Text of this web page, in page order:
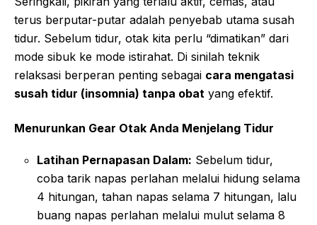
terus berputar-putar adalah penyebab utama susah
tidur. Sebelum tidur, otak kita perlu “dimatikan” dari
mode sibuk ke mode istirahat. Di sinilah teknik
relaksasi berperan penting sebagai cara mengatasi
susah tidur (insomnia) tanpa obat yang efektif.
Menurunkan Gear Otak Anda Menjelang Tidur
Latihan Pernapasan Dalam: Sebelum tidur,
coba tarik napas perlahan melalui hidung selama
4 hitungan, tahan napas selama 7 hitungan, lalu
buang napas perlahan melalui mulut selama 8